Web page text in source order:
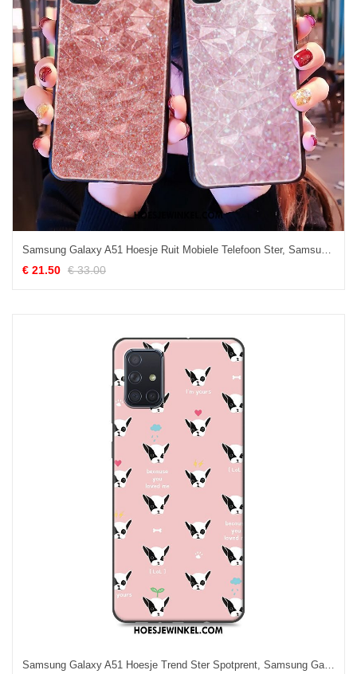
Samsung Galaxy A51 Hoesje Ruit Mobiele Telefoon Ster, Samsung Galaxy A51 Hoesje Bescherming Driedimensionaal
€ 21.50 € 33.00
Samsung Galaxy A51 Hoesje Trend Ster Spotprent, Samsung Galaxy A51 Hoesje Bescherming Scheppend